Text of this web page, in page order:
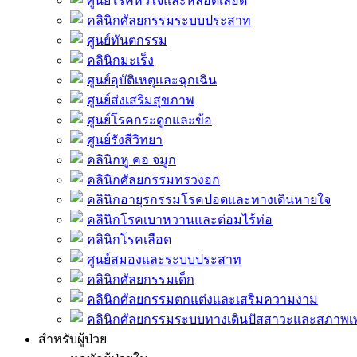
คลินิกศัลยกรรมระบบประสาท
ศูนย์ทันตกรรม
คลินิกมะเร็ง
ศูนย์อุบัติเหตุและฉุกเฉิน
ศูนย์ส่งเสริมสุขภาพ
ศูนย์โรคกระดูกและข้อ
ศูนย์รังสีวิทยา
คลินิกหู คอ จมูก
คลินิกศัลยกรรมทรวงอก
คลินิกอายุรกรรมโรคปอดและทางเดินหายใจ
คลินิกโรคเบาหวานและต่อมไร้ท่อ
คลินิกโรคเลือด
ศูนย์สมองและระบบประสาท
คลินิกศัลยกรรมเด็ก
คลินิกศัลยกรรมตกแต่งและเสริมความงาม
คลินิกศัลยกรรมระบบทางเดินปัสสาวะและสภาพเ
สำหรับผู้ป่วย